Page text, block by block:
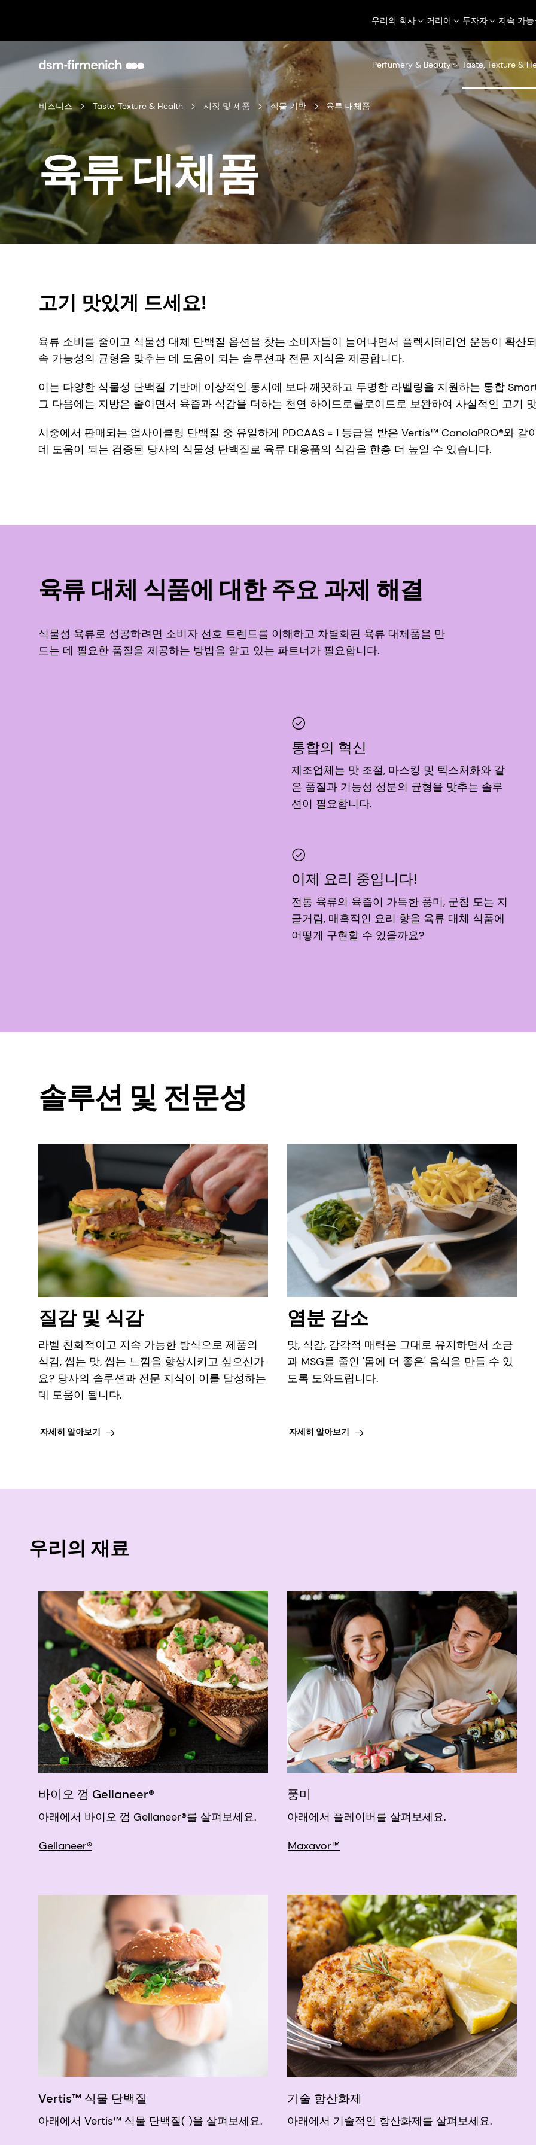
우리의 회사 커리어 투자자 지속 가
Perfumery & Beauty Taste, Texture &
비즈니스 Taste, Texture & Health 시장 및 제품 식물 기반 육류 대체품
육류 대체품
고기 맛있게 드세요!
육류 소비를 줄이고 식물성 대체 단백질 옵션을 찾는 소비자들이 늘어나면서 플렉시테리언 운동이 확산
속 가능성의 균형을 맞추는 데 도움이 되는 솔루션과 전문 지식을 제공합니다.
이는 다양한 식물성 단백질 기반에 이상적인 동시에 보다 깨끗하고 투명한 라벨링을 지원하는 통합
그 다음에는 지방은 줄이면서 육즙과 식감을 더하는 천연 하이드로콜로이드로 보완하여 사실적인 고기
시중에서 판매되는 업사이클링 단백질 중 유일하게 PDCAAS = 1 등급을 받은 Vertis™ CanolaPRO®와
데 도움이 되는 검증된 당사의 식물성 단백질로 육류 대용품의 식감을 한층 더 높일 수 있습니다.
육류 대체 식품에 대한 주요 과제 해결
식물성 육류로 성공하려면 소비자 선호 트렌드를 이해하고 차별화된 육류 대체품을 만
드는 데 필요한 품질을 제공하는 방법을 알고 있는 파트너가 필요합니다.
통합의 혁신
제조업체는 맛 조절, 마스킹 및 텍스처화와 같
은 품질과 기능성 성분의 균형을 맞추는 솔루
션이 필요합니다.
이제 요리 중입니다!
전통 육류의 육즙이 가득한 풍미, 군침 도는 지
글거림, 매혹적인 요리 향을 육류 대체 식품에
어떻게 구현할 수 있을까요?
솔루션 및 전문성
질감 및 식감
라벨 친화적이고 지속 가능한 방식으로 제품의
식감, 씹는 맛, 씹는 느낌을 향상시키고 싶으신가
요? 당사의 솔루션과 전문 지식이 이를 달성하는
데 도움이 됩니다.
자세히 알아보기
염분 감소
맛, 식감, 감각적 매력은 그대로 유지하면서 소금
과 MSG를 줄인 '몸에 더 좋은' 음식을 만들 수 있
도록 도와드립니다.
자세히 알아보기
우리의 재료
바이오 껌 Gellaneer®
아래에서 바이오 껌 Gellaneer®를 살펴보세요.
Gellaneer®
풍미
아래에서 플레이버를 살펴보세요.
Maxavor™
Vertis™ 식물 단백질
아래에서 Vertis™ 식물 단백질( )을 살펴보세요.
기술 항산화제
아래에서 기술적인 항산화제를 살펴보세요.